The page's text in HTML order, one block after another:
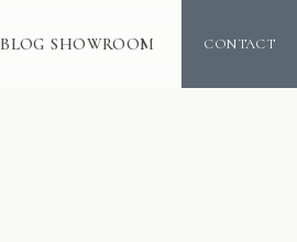
BLOG SHOWROOM CONTACT